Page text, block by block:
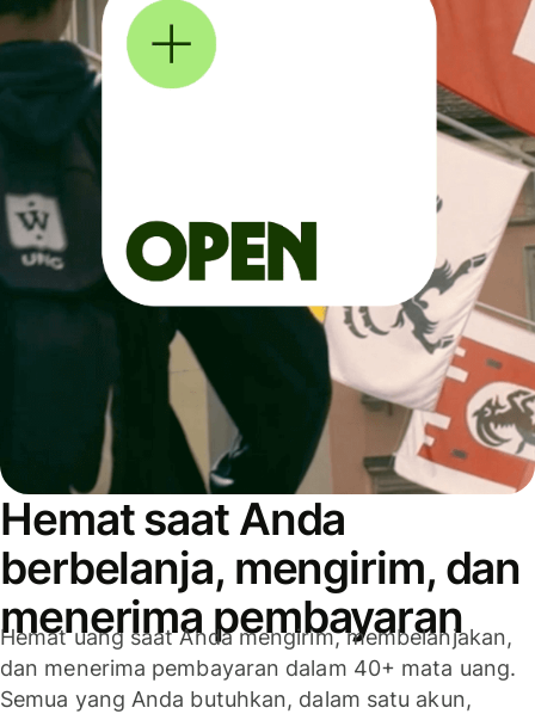
Hemat saat Anda
berbelanja, mengirim, dan
menerima pembayaran
Hemat uang saat Anda mengirim, membelanjakan,
dan menerima pembayaran dalam 40+ mata uang.
Semua yang Anda butuhkan, dalam satu akun,